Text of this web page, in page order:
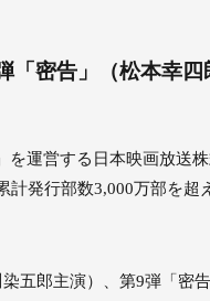
密告」（松本幸四
を運営する日本映画放
発行部数3,000万部を
五郎主演）、第9弾「密